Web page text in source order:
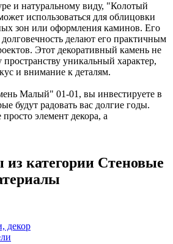
и натуральному виду, "Колотый
использоваться для облицовки
зон или оформления каминов. Его
долговечность делают его практичным
Этот декоративный камень не
уникальный характер,
и внимание к деталям.
Малый" 01-01, вы инвестируете в
будут радовать вас долгие годы.
элемент декора, а
из категории Стеновые
декор